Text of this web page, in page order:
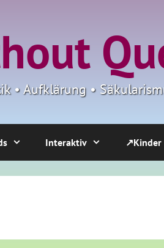
• Aufklärung •
Interaktiv ↗Kinder